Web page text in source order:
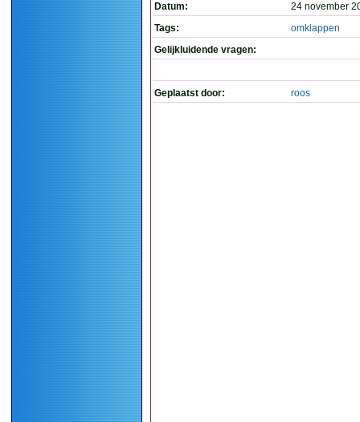
Datum:
24 november
Tags:
omklappen
Gelijkluidende vragen:
Geplaatst door: roos